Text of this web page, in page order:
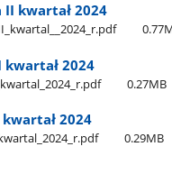
II kwartał 2024
kwartał 2024
0.27MB
kwartał 2024
0.29MB